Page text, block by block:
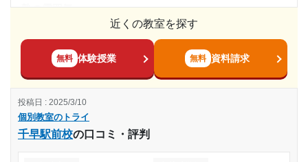
で、目的は達成されたことが理由である
志望校と合格状況
第二志望校：
第三志望校：
2019年5月〜2021年3月(1年11ヶ月)
入塾時の学年
高校2年
受講コース
料金
個別指導で大変満足のいく指導やサポートをうけています
が、やはり安い金額ではないため長期的に通わせるのは厳し
コース・カリキュラム
先生がつくのは週一回だけですがその金額で自習室や資料が
使え、担当の先生以外にもサポートしてくれていて大変満足
近くの教室を探す
無料 体験授業 無料 資料請求
個別教室のトライ
千早駅前校の口コミ・評判
投稿日 : 2025/3/10